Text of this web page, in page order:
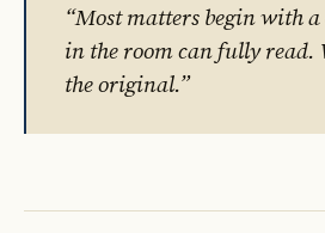
“Most matters begin with
in the room can fully
the original.”